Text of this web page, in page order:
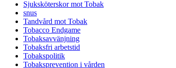
Sjuksköterskor mot Tobak
snus
Tandvård mot Tobak
Tobacco Endgame
Tobaksavvänjning
Tobaksfri arbetstid
Tobakspolitik
Tobaksprevention i vården